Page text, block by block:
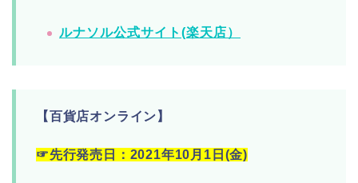
ルナソル公式サイト(楽天店）
【百貨店オンライン】
☞先行発売日：2021年10月1日(金)